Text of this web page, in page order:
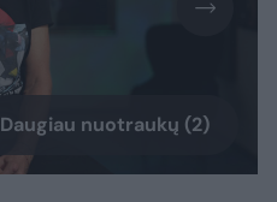
Daugiau nuotraukų (2)